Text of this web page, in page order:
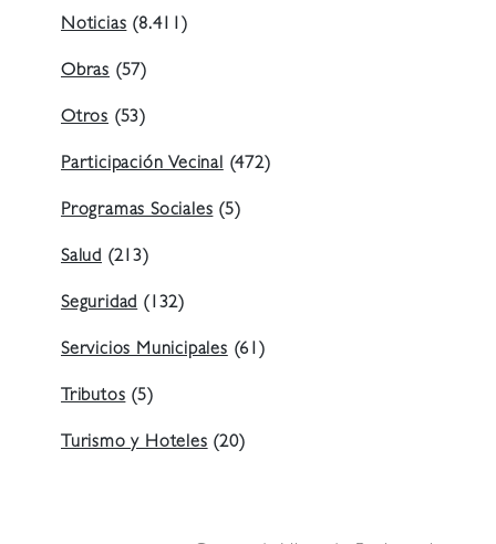
Noticias(8.411)
Obras (57)
Otros (53)
Participación Vecinal(472)
Programas Sociales(5)
Salud (213)
Seguridad(132)
Servicios Municipales(61)
Tributos(5)
Turismo y Hoteles(20)